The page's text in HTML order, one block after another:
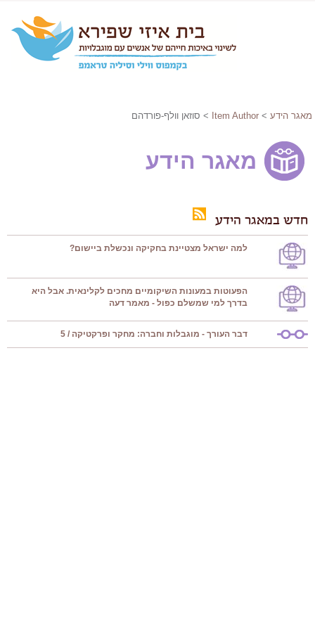
מאגר הידע >
Item Author > סוזאן וולף-פורדהם
מאגר הידע
חדש במאגר הידע
למה ישראל מצטיינת בחקיקה ונכשלת ביישום?
הפעוטות במעונות השיקומיים מחכים לקלינאית. אבל היא
בדרך למי שמשלם כפול - מאמר דעה
דבר העורך - מוגבלות וחברה: מחקר ופרקטיקה / 5